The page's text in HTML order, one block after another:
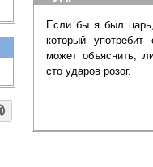
Если бы я был
который
может объяснить,
сто ударов розог.